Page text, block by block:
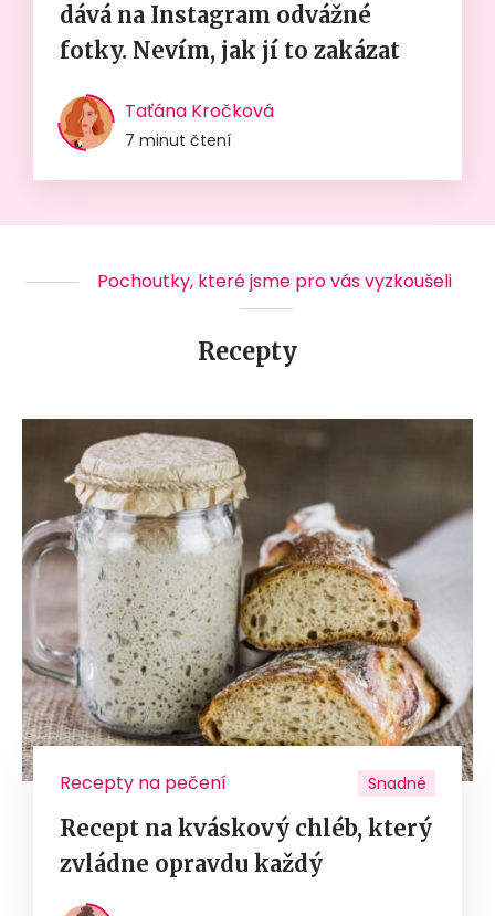
dává na Instagram odvážné
fotky. Nevím, jak jí to zakázat
Taťána Kročková
7 minut čtení
Pochoutky, které jsme pro vás vyzkoušeli
Recepty
Recepty na pečení Snadné
Recept na kváskový chléb, který
zvládne opravdu každý